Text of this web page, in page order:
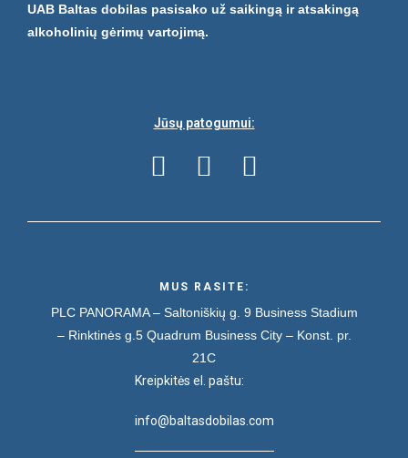
UAB Baltas dobilas pasisako už saikingą ir atsakingą
alkoholinių gėrimų vartojimą.
Jūsų patogumui:
MUS RASITE:
PLC PANORAMA – Saltoniškių g. 9 Business Stadium
– Rinktinės g.5 Quadrum Business City – Konst. pr.
21C
Kreipkitės el. paštu:
info@baltasdobilas.com